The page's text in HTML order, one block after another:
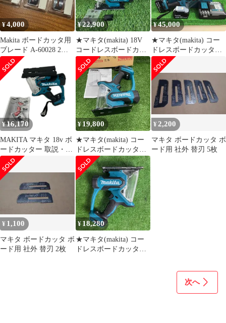
¥4,000
Makita ボードカッタ用
ブレード A-60028 2枚入
3個セット ①
¥22,900
★マキタ(makita) 18V
コードレスボードカッ
タ SD180DZ 本体のみ
【戸田店】
¥45,000
★マキタ(makita) コー
ドレスボードカッタ
SD180DRGX【町田店】
¥16,170
MAKITA マキタ 18v ボ
ードカッター 取説・替
刃付 ※バッテリー、充
電器無し SD180D ブル
ー
¥ 19,800
★マキタ(makita) コー
ドレスボードカッタ
SD180DZ【川崎店】
¥ 2,200
マキタ ボードカッタ ボ
ード用 社外 替刃 5枚
¥ 1,100
マキタ ボードカッタ ボ
ード用 社外 替刃 2枚
¥18,280
★マキタ(makita) コー
ドレスボードカッタ
次へ